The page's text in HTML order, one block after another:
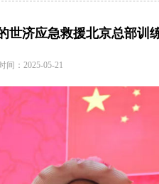
济应急救援北京总部训
间：2025-05-21